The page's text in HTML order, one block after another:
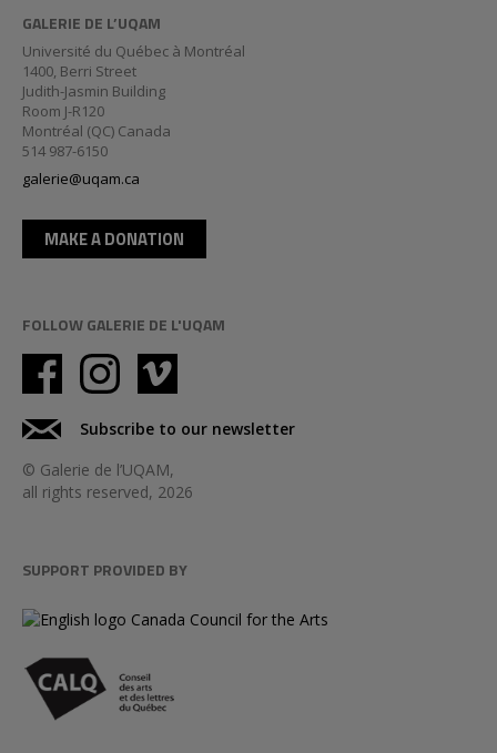
GALERIE DE L’UQAM
Université du Québec à Montréal
1400, Berri Street
Judith-Jasmin Building
Room J-R120
Montréal (QC) Canada
514 987-6150
galerie@uqam.ca
MAKE A DONATION
FOLLOW GALERIE DE L'UQAM
Subscribe to our newsletter
© Galerie de l’UQAM,
all rights reserved, 2026
SUPPORT PROVIDED BY